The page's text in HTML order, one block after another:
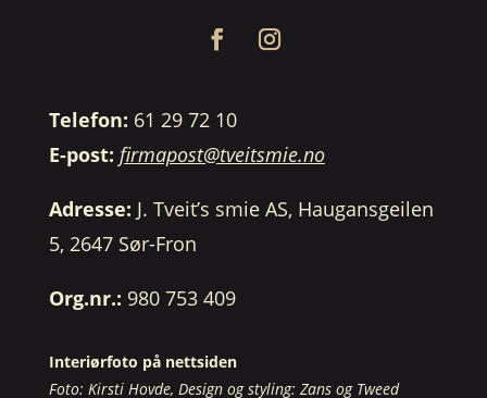
Telefon: 61 29 72 10
E-post: firmapost@tveitsmie.no
Adresse: J. Tveit’s smie AS, Haugansgeilen
5, 2647 Sør-Fron
Org.nr.: 980 753 409
Interiørfoto på nettsiden
Foto: Kirsti Hovde, Design og styling: Zans og Tweed